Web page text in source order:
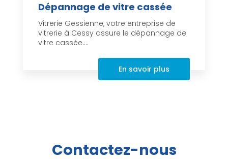
Dépannage de vitre cassée
Vitrerie Gessienne, votre entreprise de
vitrerie à Cessy assure le dépannage de
vitre cassée....
En savoir plus
Contactez-nous